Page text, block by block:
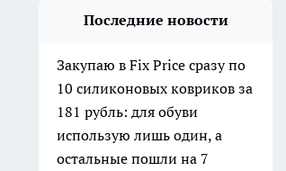
Последние новости
Закупаю в Fix Price сразу по
10 силиконовых ковриков за
181 рубль: для обуви
использую лишь один, а
остальные пошли на 7